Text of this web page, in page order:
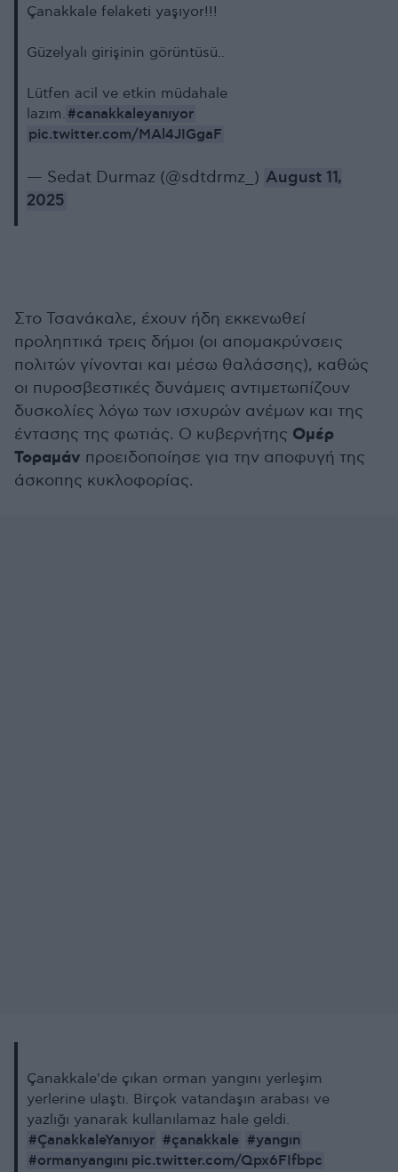
Çanakkale felaketi yaşıyor!!!
Güzelyalı girişinin görüntüsü..
Lütfen acil ve etkin müdahale
lazım. #canakkaleyanıyor
pic.twitter.com/MAl4JIGgaF
— Sedat Durmaz (@sdtdrmz_) August 11,
2025
Στο Τσανάκαλε, έχουν ήδη εκκενωθεί
προληπτικά τρεις δήμοι (οι απομακρύνσεις
πολιτών γίνονται και μέσω θαλάσσης), καθώς
οι πυροσβεστικές δυνάμεις αντιμετωπίζουν
δυσκολίες λόγω των ισχυρών ανέμων και της
έντασης της φωτιάς. Ο κυβερνήτης Ομέρ
Τοραμάν προειδοποίησε για την αποφυγή της
άσκοπης κυκλοφορίας.
Çanakkale'de çıkan orman yangını yerleşim
yerlerine ulaştı. Birçok vatandaşın arabası ve
yazlığı yanarak kullanılamaz hale geldi.
#ÇanakkaleYanıyor #çanakkale #yangın
#ormanyangını pic.twitter.com/Qpx6FIfbpc